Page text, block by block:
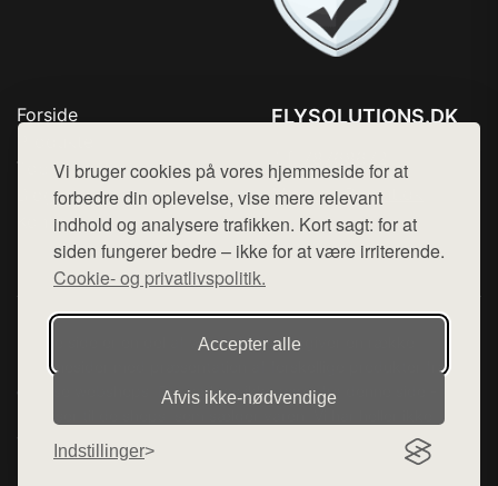
Vi bruger cookies på vores hjemmeside for at
forbedre din oplevelse, vise mere relevant
indhold og analysere trafikken. Kort sagt: for at
siden fungerer bedre – ikke for at være irriterende.
Cookie- og privatlivspolitik.
Accepter alle
Afvis ikke‑nødvendige
Indstillinger
Forside
Top Rabatter
Blog
Kontakt
FLYSOLUTIONS.DK
Mail: hej@want.dk
Cookie- og privatlivspolitik
Denne side er en del af want.dk, der udgiver en række
hjemmesider med præsentation af forskellige produkter fra
diverse webshops. Der sælges ikke varer fra denne side - vi
henviser til de shops, som sælger varen. Vi har heller ikke
varerne på lager.